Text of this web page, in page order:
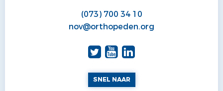
(073) 700 34 10
nov@orthopeden.org
SNEL NAAR